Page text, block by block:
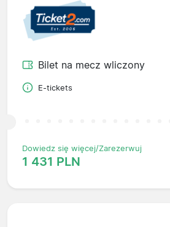
Bilet na mecz wliczony
E-tickets
Dowiedz się więcej/Zarezerwuj
1 431 PLN